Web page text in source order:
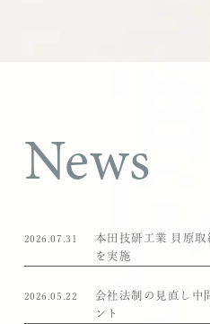
News
2026.07.31
本田技研工業 貝原
を実施
2026.05.22
会社法制の見直し中
ント